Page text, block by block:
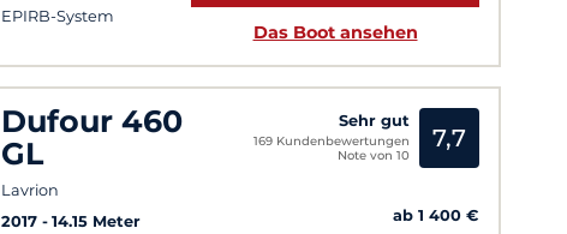
EPIRB-System
Das Boot ansehen
Dufour 460
GL
Lavrion
2017
14.15 Meter
Sehr gut
169 Kundenbewertungen
Note von 10
7,7
ab 1 400 €